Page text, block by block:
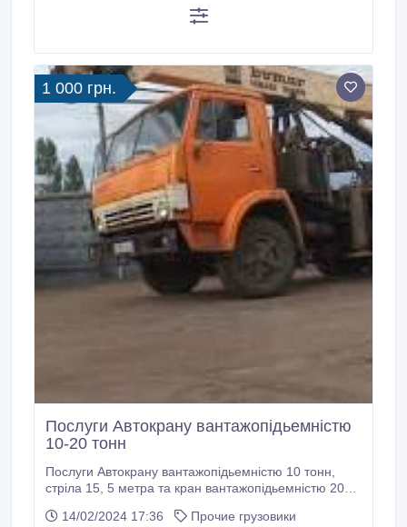
1 000 грн.
Послуги Автокрану вантажопідьемністю
10-20 тонн
Послуги Автокрану вантажопідьемністю 10 тонн,
стріла 15, 5 метра та кран вантажопідьемністю 20
та розвантаження та завантаження грузів, при цьому
14/02/2024 17:36
Прочие грузовики